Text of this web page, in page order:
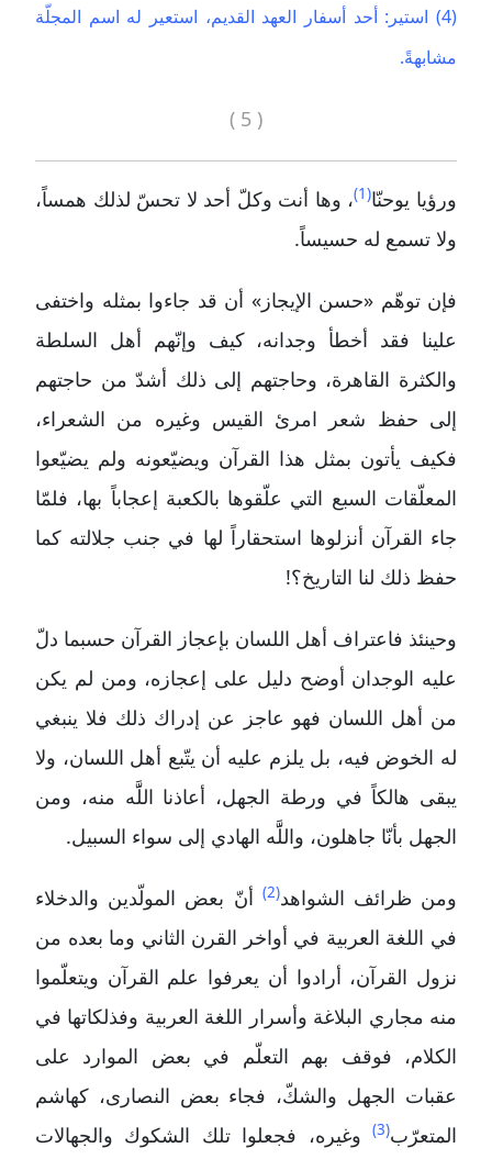
(4) استير: أحد أسفار العهد القديم، استعير له اسم المجلّة
مشابهةً.
( 5 )
ورؤيا يوحنّا(1)
، وها أنت وكلّ أحد لا تحسّ لذلك همساً،
ولا تسمع له حسيساً.
فإن توهّم «حسن الإيجاز» أن قد جاءوا بمثله واختفى
علينا فقد أخطأ وجدانه، كيف وإنّهم أهل السلطة
والكثرة القاهرة، وحاجتهم إلى ذلك أشدّ من حاجتهم
إلى حفظ شعر امرئ القيس وغيره من الشعراء،
فكيف يأتون بمثل هذا القرآن ويضيّعونه ولم يضيّعوا
المعلّقات السبع التي علّقوها بالكعبة إعجاباً بها، فلمّا
جاء القرآن أنزلوها استحقاراً لها في جنب جلالته كما
حفظ ذلك لنا التاريخ؟!
وحينئذ فاعتراف أهل اللسان بإعجاز القرآن حسبما دلّ
عليه الوجدان أوضح دليل على إعجازه، ومن لم يكن
من أهل اللسان فهو عاجز عن إدراك ذلك فلا ينبغي
له الخوض فيه، بل يلزم عليه أن يتّبع أهل اللسان، ولا
يبقى هالكاً في ورطة الجهل، أعاذنا اللََّه منه، ومن
الجهل بأنّا جاهلون، واللََّه الهادي إلى سواء السبيل.
ومن ظرائف الشواهد(2)
أنّ بعض المولّدين والدخلاء
في اللغة العربية في أواخر القرن الثاني وما بعده من
نزول القرآن، أرادوا أن يعرفوا علم القرآن ويتعلّموا
منه مجاري البلاغة وأسرار اللغة العربية وفذلكاتها في
الكلام، فوقف بهم التعلّم في بعض الموارد على
عقبات الجهل والشكّ، فجاء بعض النصارى، كهاشم
المتعرّب(3)
وغيره، فجعلوا تلك الشكوك والجهالات